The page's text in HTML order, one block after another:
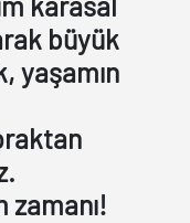
büyük
yaşamın
zamanı!